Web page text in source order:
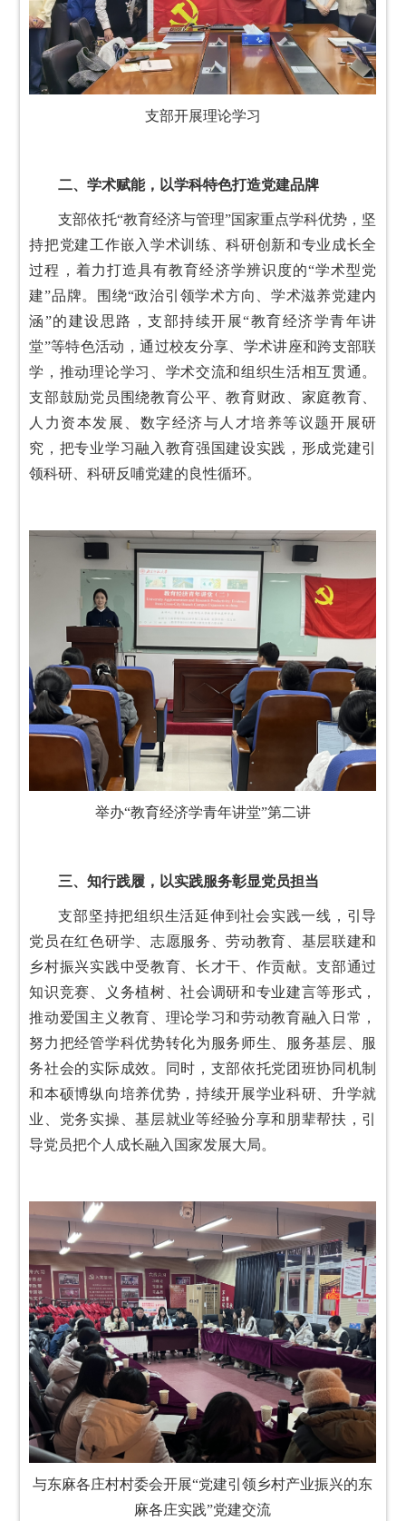
支部开展理论学习
二、学术赋能，以学科特色打造党建品牌
支部依托“教育经济与管理”国家重点学科优势，坚
持把党建工作嵌入学术训练、科研创新和专业成长全
过程，着力打造具有教育经济学辨识度的“学术型党
建”品牌。围绕“政治引领学术方向、学术滋养党建内
涵”的建设思路，支部持续开展“教育经济学青年讲
堂”等特色活动，通过校友分享、学术讲座和跨支部联
学，推动理论学习、学术交流和组织生活相互贯通。
支部鼓励党员围绕教育公平、教育财政、家庭教育、
人力资本发展、数字经济与人才培养等议题开展研
究，把专业学习融入教育强国建设实践，形成党建引
领科研、科研反哺党建的良性循环。
举办“教育经济学青年讲堂”第二讲
三、知行践履，以实践服务彰显党员担当
支部坚持把组织生活延伸到社会实践一线，引导
党员在红色研学、志愿服务、劳动教育、基层联建和
乡村振兴实践中受教育、长才干、作贡献。支部通过
知识竞赛、义务植树、社会调研和专业建言等形式，
推动爱国主义教育、理论学习和劳动教育融入日常，
努力把经管学科优势转化为服务师生、服务基层、服
务社会的实际成效。同时，支部依托党团班协同机制
和本硕博纵向培养优势，持续开展学业科研、升学就
业、党务实操、基层就业等经验分享和朋辈帮扶，引
导党员把个人成长融入国家发展大局。
与东麻各庄村村委会开展“党建引领乡村产业振兴的东
麻各庄实践”党建交流